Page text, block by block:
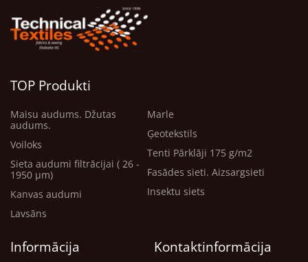
TOP Produkti
Maisu audums. Džutas
audums.
Voiloks
Sieta audumi filtrācijai ( 26 -
1950 μm)
Kanvas audumi
Lavsāns
Marle
Ģeotekstils
Tenti Pārklāji 175 g/m2
Fasādes sieti. Aizsargsieti
Insektu siets
Informācija Kontaktinformācija